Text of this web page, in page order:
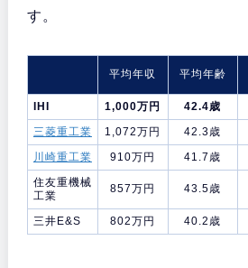
す。
平均年収 平均年齢
IHI
1,000万円 42.4歳
三菱重工業
1,072万円 42.3歳
川崎重工業
910万円 41.7歳
住友重機械
工業
857万円 43.5歳
三井E&S 802万円 40.2歳